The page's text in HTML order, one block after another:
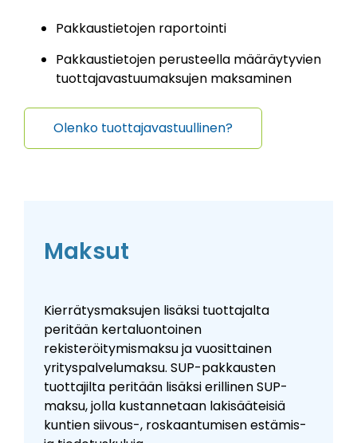
Pakkaustietojen raportointi
Pakkaustietojen perusteella määräytyvien
tuottajavastuumaksujen maksaminen
Olenko tuottajavastuullinen?
Maksut
Kierrätysmaksujen lisäksi tuottajalta
peritään kertaluontoinen
rekisteröitymismaksu ja vuosittainen
yrityspalvelumaksu. SUP-pakkausten
tuottajilta peritään lisäksi erillinen SUP-
maksu, jolla kustannetaan lakisääteisiä
kuntien siivous-, roskaantumisen estämis-